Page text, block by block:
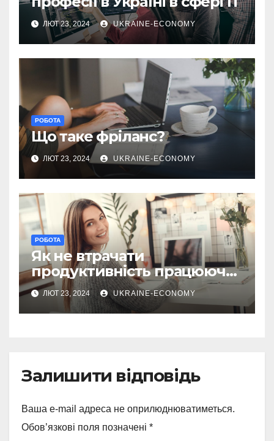
ЛЮТ 23, 2024 UKRAINE-ECONOMY
РОБОТА
Що таке фріланс?
ЛЮТ 23, 2024 UKRAINE-ECONOMY
РОБОТА
Як не втрачати
продуктивність працюючи
віддалено
ЛЮТ 23, 2024 UKRAINE-ECONOMY
Залишити відповідь
Ваша e-mail адреса не оприлюднюватиметься.
Обов’язкові поля позначені *